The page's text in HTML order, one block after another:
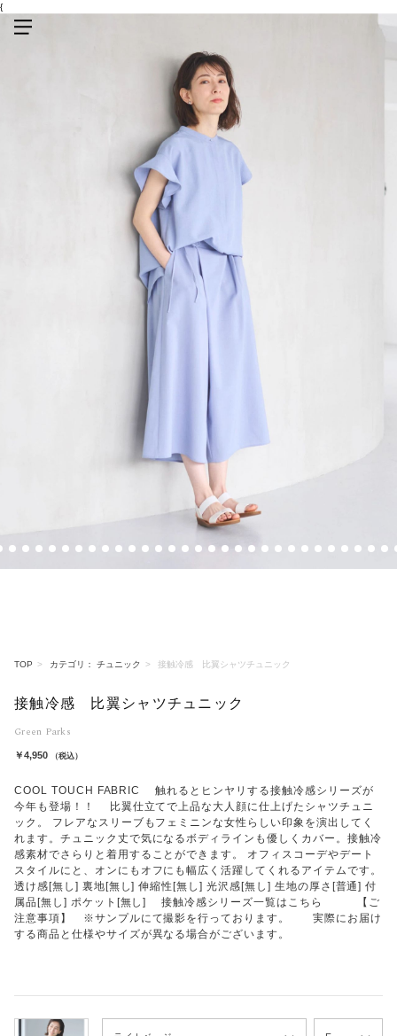
{
TOP カテゴリ： チュニック 接触冷感 比翼シャツチュニック
接触冷感 比翼シャツチュニック
Green Parks
￥4,950 （税込）
COOL TOUCH FABRIC 触れるとヒンヤリする接触冷感シリーズが
今年も登場！！ 比翼仕立てで上品な大人顔に仕上げたシャツチュニ
ック。 フレアなスリーブもフェミニンな女性らしい印象を演出してく
れます。チュニック丈で気になるボディラインも優しくカバー。接触冷
感素材でさらりと着用することができます。 オフィスコーデやデート
スタイルにと、オンにもオフにも幅広く活躍してくれるアイテムです。
透け感[無し] 裏地[無し] 伸縮性[無し] 光沢感[無し] 生地の厚さ[普通] 付
属品[無し] ポケット[無し] 接触冷感シリーズ一覧はこちら 【ご
注意事項】 ※サンプルにて撮影を行っております。 実際にお届け
する商品と仕様やサイズが異なる場合がございます。
4 5 6 7 8 9 10 11 12 13 14 15 16 17 18 19 20 21 22 23 24 25 26 27 28 29 30 31 32